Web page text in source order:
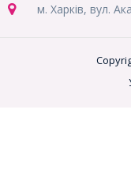
м. Харків, вул.